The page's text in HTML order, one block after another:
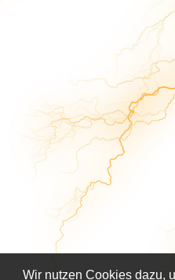
Wir nutzen Cookies dazu,